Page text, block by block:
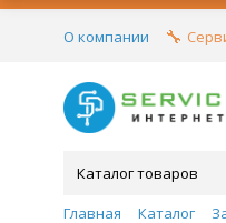
О компании
Каталог товаров
Главная
Каталог